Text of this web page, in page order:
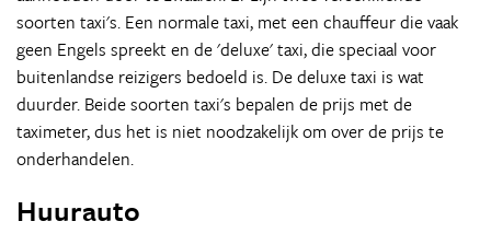
soorten taxi's. Een normale taxi, met een chauffeur die vaak
geen Engels spreekt en de 'deluxe' taxi, die speciaal voor
buitenlandse reizigers bedoeld is. De deluxe taxi is wat
duurder. Beide soorten taxi's bepalen de prijs met de
taximeter, dus het is niet noodzakelijk om over de prijs te
onderhandelen.
Huurauto